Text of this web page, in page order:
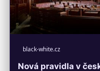
black-white.cz
Nová pravidla v